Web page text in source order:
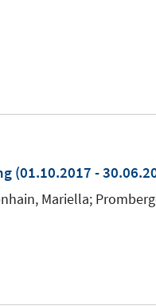
(01.10.2017 -
Mariella;